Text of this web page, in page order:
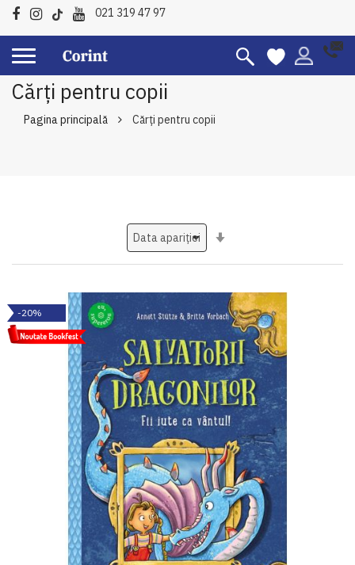
021 319 47 97
Cărți pentru copii
Pagina principală Cărți pentru copii
-20%